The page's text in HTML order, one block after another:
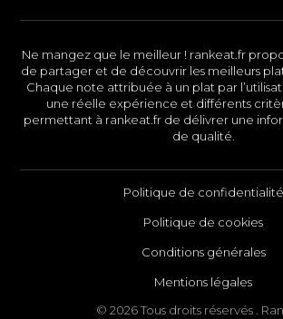
Ne mangez que le meilleur ! rankeat.fr
de partager et de découvrir les meilleurs
Chaque note attribuée à un plat par
une réelle expérience et différents
permettant à rankeat.fr de délivrer une
de qualité.
Politique de confidentialité
Politique de cookies
Conditions générales
Mentions légales
© 2026 Tous droits réservés .